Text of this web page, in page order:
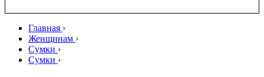
Главная ›
Женщинам ›
Сумки ›
Сумки ›